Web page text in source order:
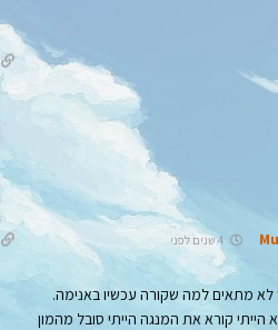
4 שנים לפני
מתאים למה שקורה עכשיו באנימה.
קורא את המנגה הייתי סובל מהמון